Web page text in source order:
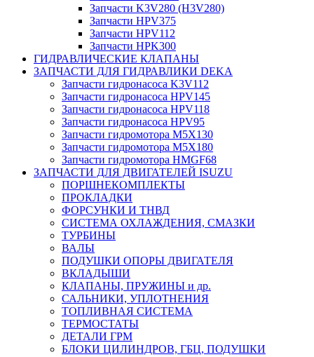
Запчасти K3V280 (H3V280)
Запчасти HPV375
Запчасти HPV112
Запчасти HPK300
ГИДРАВЛИЧЕСКИЕ КЛАПАНЫ
ЗАПЧАСТИ ДЛЯ ГИДРАВЛИКИ DEKA
Запчасти гидронасоса K3V112
Запчасти гидронасоса HPV145
Запчасти гидронасоса HPV118
Запчасти гидронасоса HPV95
Запчасти гидромотора M5X130
Запчасти гидромотора M5X180
Запчасти гидромотора HMGF68
ЗАПЧАСТИ ДЛЯ ДВИГАТЕЛЕЙ ISUZU
ПОРШНЕКОМПЛЕКТЫ
ПРОКЛАДКИ
ФОРСУНКИ И ТНВД
СИСТЕМА ОХЛАЖДЕНИЯ, СМАЗКИ
ТУРБИНЫ
ВАЛЫ
ПОДУШКИ ОПОРЫ ДВИГАТЕЛЯ
ВКЛАДЫШИ
КЛАПАНЫ, ПРУЖИНЫ и др.
САЛЬНИКИ, УПЛОТНЕНИЯ
ТОПЛИВНАЯ СИСТЕМА
ТЕРМОСТАТЫ
ДЕТАЛИ ГРМ
БЛОКИ ЦИЛИНДРОВ, ГБЦ, ПОДУШКИ